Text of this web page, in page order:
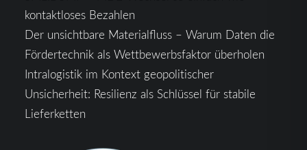
kontaktloses Bezahlen
Der unsichtbare Materialfluss – Warum Daten die
Fördertechnik als Wettbewerbsfaktor überholen
Intralogistik im Kontext geopolitischer
Unsicherheit: Resilienz als Schlüssel für stabile
Lieferketten